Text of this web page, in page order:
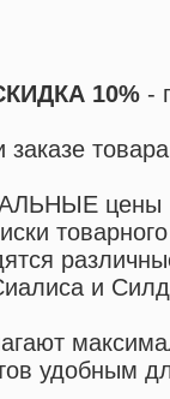
10% -
заказе
цены
и
удобным